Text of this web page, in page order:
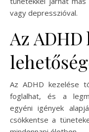
vagy depresszióval.
Az
Az ADHD kezelése
foglalhat, és a
egyéni igények
csökkentse a